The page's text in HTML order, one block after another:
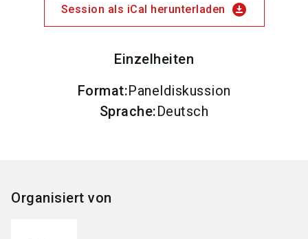
Session als iCal herunterladen download_for_offline
Einzelheiten
Format:Paneldiskussion
Sprache:Deutsch
Organisiert von